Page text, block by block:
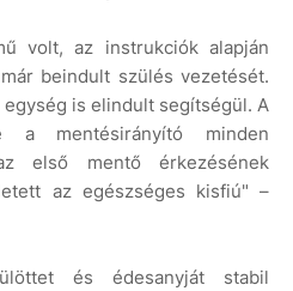
volt, az instrukciók alapján
beindult szülés vezetését.
is elindult segítségül. A
a mentésirányító minden
első mentő érkezésének
az egészséges kisfiú" –
és édesanyját stabil